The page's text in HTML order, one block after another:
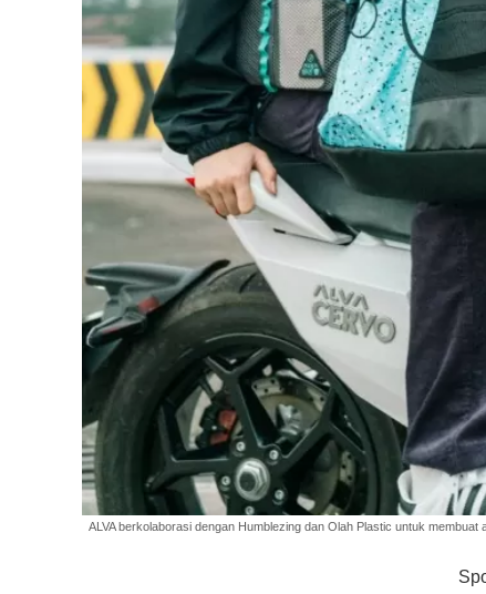
ALVA berkolaborasi dengan Humblezing dan Olah Plastic untuk